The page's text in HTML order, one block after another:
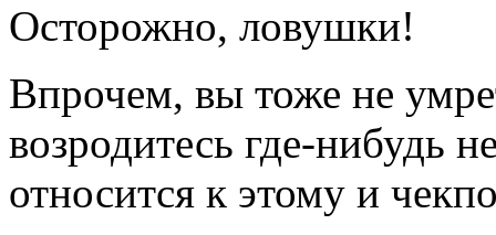
Осторожно, ловушки!
Впрочем, вы тоже не
возродитесь где-нибудь
относится к этому и